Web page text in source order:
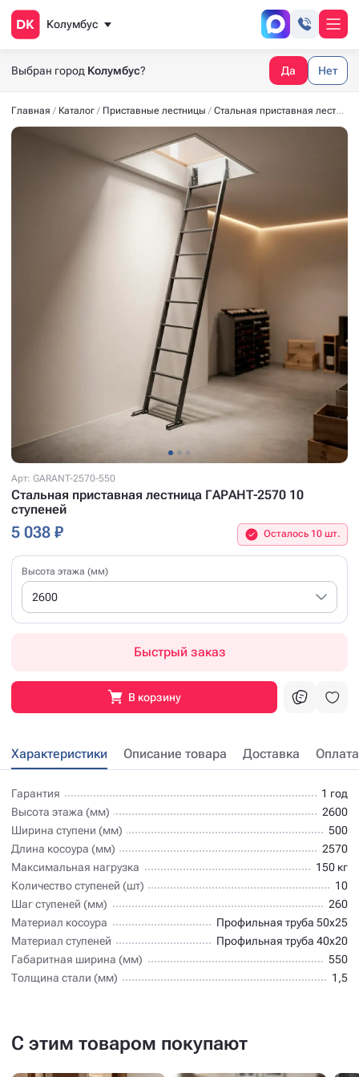
Колумбус
Выбран город Колумбус? Да Нет
Главная Каталог Приставные лестницы Стальная приставная лестница ГАРАНТ-2570 10 ступеней
Арт: GARANT-2570-550
Стальная приставная лестница ГАРАНТ-2570 10
ступеней
5 038 ₽ Осталось 10 шт.
Высота этажа (мм)
2600
Быстрый заказ
В корзину
Характеристики Описание товара Доставка Оплата
Гарантия
1 год
Высота этажа (мм)
2600
Ширина ступени (мм)
500
Длина косоура (мм)
2570
Максимальная нагрузка
150 кг
Количество ступеней (шт)
10
Шаг ступеней (мм)
260
Материал косоура
Профильная труба 50х25
Материал ступеней
Профильная труба 40х20
Габаритная ширина (мм)
550
Толщина стали (мм)
1,5
С этим товаром покупают